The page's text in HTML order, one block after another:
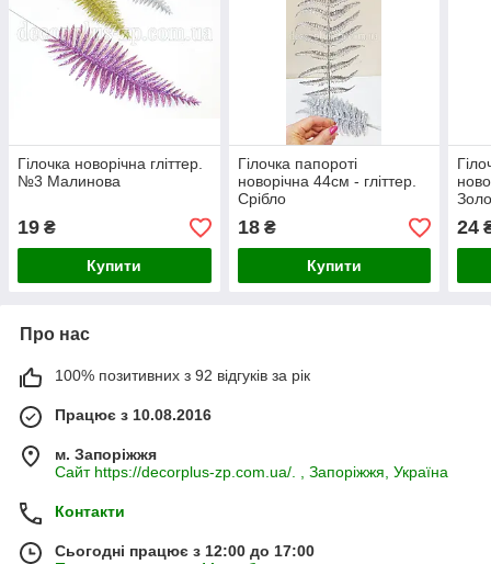
Гілочка новорічна гліттер.
№3 Малинова
19 ₴
Купити
Гілочка папороті
новорічна 44см - гліттер.
Срібло
18₴
Купити
24
Про нас
100% позитивних з 92 відгуків за рік
Працює з 10.08.2016
м. Запоріжжя
Сайт https://decorplus-zp.com.ua/. , Запоріжжя, Україна
Контакти
Сьогодні працює з 12:00 до 17:00